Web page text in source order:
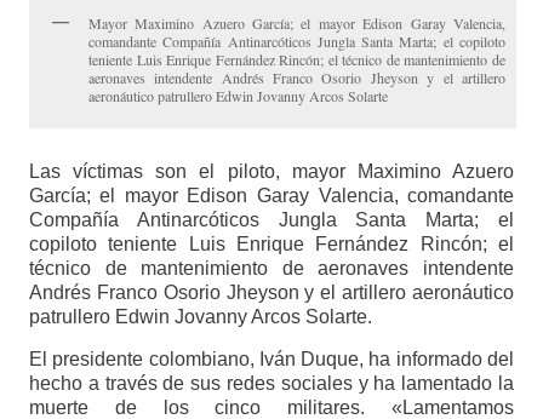
Mayor Maximino Azuero García; el mayor Edison Garay Valencia,
comandante Compañía Antinarcóticos Jungla Santa Marta; el copiloto
teniente Luis Enrique Fernández Rincón; el técnico de mantenimiento de
aeronaves intendente Andrés Franco Osorio Jheyson y el artillero
aeronáutico patrullero Edwin Jovanny Arcos Solarte
Las víctimas son el piloto, mayor Maximino Azuero
García; el mayor Edison Garay Valencia, comandante
Compañía Antinarcóticos Jungla Santa Marta; el
copiloto teniente Luis Enrique Fernández Rincón; el
técnico de mantenimiento de aeronaves intendente
Andrés Franco Osorio Jheyson y el artillero aeronáutico
patrullero Edwin Jovanny Arcos Solarte.
El presidente colombiano, Iván Duque, ha informado del
hecho a través de sus redes sociales y ha lamentado la
muerte de los cinco militares. «Lamentamos